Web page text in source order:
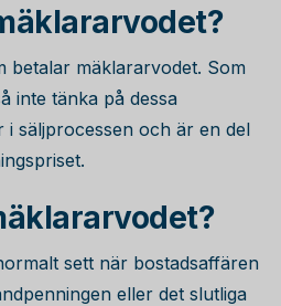
betalar mäklararvodet. Som
inte tänka på dessa
i säljprocessen och är en del
sett när bostadsaffären
eller det slutliga